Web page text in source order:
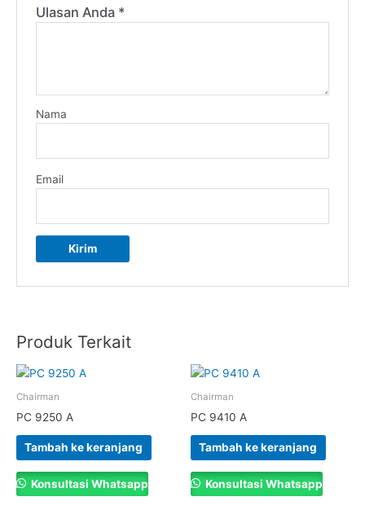
Ulasan Anda *
Nama
Email
Produk Terkait
Chairman
PC 9250 A
Tambah ke keranjang
Konsultasi Whatsapp
Chairman
PC 9410 A
Tambah ke keranjang
Konsultasi Whatsapp